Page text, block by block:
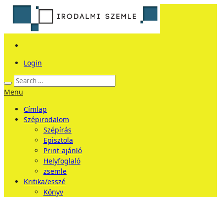
Login
Menu
Címlap
Szépirodalom
Szépírás
Episztola
Print-ajánló
Helyfoglaló
zsemle
Kritika/esszé
Könyv